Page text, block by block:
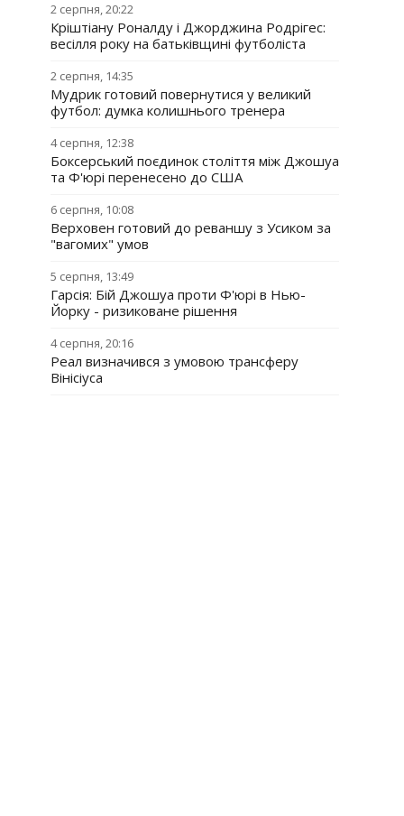
2 серпня, 20:22
Кріштіану Роналду і Джорджина Родрігес:
весілля року на батьківщині футболіста
2 серпня, 14:35
Мудрик готовий повернутися у великий
футбол: думка колишнього тренера
4 серпня, 12:38
Боксерський поєдинок століття між Джошуа
та Ф'юрі перенесено до США
6 серпня, 10:08
Верховен готовий до реваншу з Усиком за
"вагомих" умов
5 серпня, 13:49
Гарсія: Бій Джошуа проти Ф'юрі в Нью-
Йорку - ризиковане рішення
4 серпня, 20:16
Реал визначився з умовою трансферу
Вінісіуса